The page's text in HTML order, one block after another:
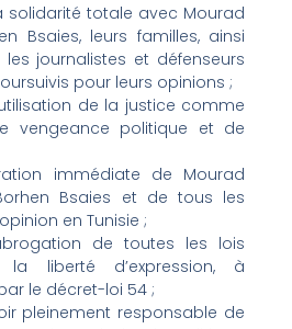
solidarité totale avec Mourad
Bsaies, leurs familles, ainsi
les journalistes et défenseurs
pour leurs opinions ;
de la justice comme
vengeance politique et de
immédiate de Mourad
Bsaies et de tous les
en Tunisie ;
de toutes les lois
la liberté d’expression, à
le décret-loi 54 ;
pleinement responsable de